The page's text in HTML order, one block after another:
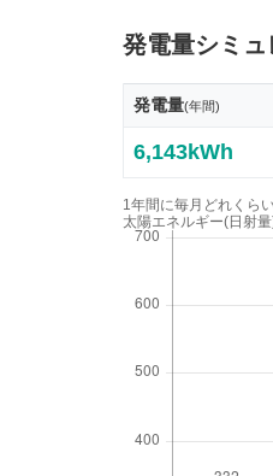
発電量シミ
発電量(年間)
6,143kWh
1年間に毎月どれくら
太陽エネルギー(日射